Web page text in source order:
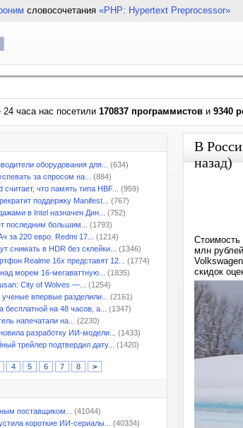
словосочетания «PHP: Hypertext Preprocessor»
часа нас посетили 170837 программистов и 9340
оборудования для...
(634)
за спросом на...
(884)
что память типа HBF...
(959)
поддержку Manifest...
(767)
в Intel назначен Дин...
(752)
последним большим...
(1793)
за 220 евро. Redmi 17...
(1214)
снимать в HDR без склейки...
(1346)
Realme 16x представят 12...
(1774)
морем 16-мегаваттную...
(1835)
City of Wolves —...
(1254)
впервые разделили...
(2161)
бесплатной на 48 часов, а...
(1347)
напечатали на...
(2230)
разработку ИИ-модели...
(1433)
трейлер подтвердил дату...
(1420)
4 5 6 7 8 >
поставщиком...
(41044)
короткие ИИ-сериалы...
(40334)
В
назад)
Стоимость
млн
скидок